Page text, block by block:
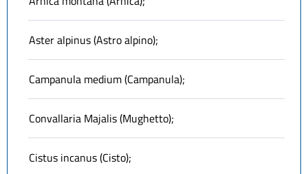
Aster alpinus (Astro alpino);
Campanula medium (Campanula);
Convallaria Majalis (Mughetto);
Cistus incanus (Cisto);